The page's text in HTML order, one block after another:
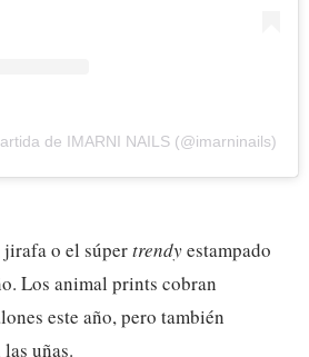
de IMARNI NAILS (@imarninails)
o el súpertrendyestampado
Los animal prints cobran
este año, pero también
uñas.